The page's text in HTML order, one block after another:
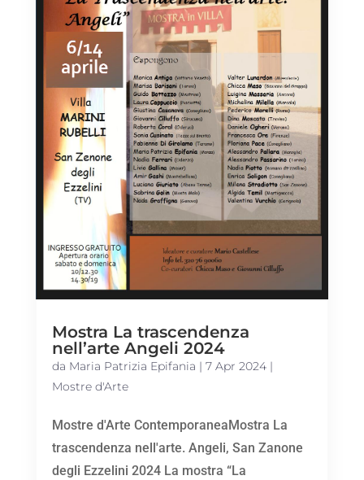
Mostra La trascendenza
nell’arte Angeli 2024
da Maria Patrizia Epifania | 7 Apr 2024|
Mostre d'Arte
Mostre d'Arte ContemporaneaMostra La
trascendenza nell'arte. Angeli, San Zanone
degli Ezzelini 2024 La mostra “La